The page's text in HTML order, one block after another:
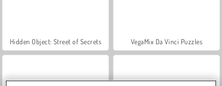
Hidden Object: Street of Secrets VegaMix Da Vinci Puzzles